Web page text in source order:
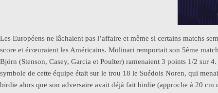
Les Européens ne lâchaient pas l’affaire et même si certains matchs
score et écœuraient les Américains. Molinari remportait son 5ème
Björn (Stenson, Casey, Garcia et Poulter) ramenaient 3 points 1/2 sur
symbole de cette équipe était sur le trou 18 le Suédois Noren, qui
birdie alors que son adversaire avait déjà fait birdie (approche à 20